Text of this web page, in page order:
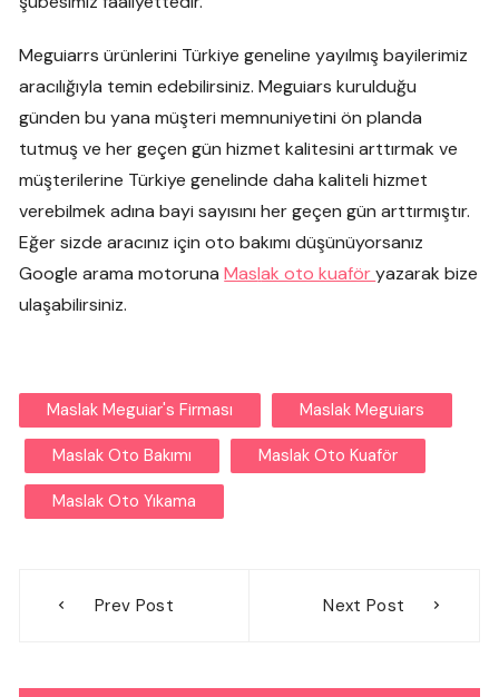
Meguiarrs ürünlerini Türkiye geneline yayılmış bayilerimiz
aracılığıyla temin edebilirsiniz. Meguiars kurulduğu
günden bu yana müşteri memnuniyetini ön planda
tutmuş ve her geçen gün hizmet kalitesini arttırmak ve
müşterilerine Türkiye genelinde daha kaliteli hizmet
verebilmek adına bayi sayısını her geçen gün arttırmıştır.
Eğer sizde aracınız için oto bakımı düşünüyorsanız
Google arama motorunaMaslak oto kuaföryazarak bize
ulaşabilirsiniz.
Maslak Meguiar's Firması Maslak Meguiars
Maslak Oto Bakımı Maslak Oto Kuaför
Maslak Oto Yıkama
gezinmesi
Prev Post Next Post